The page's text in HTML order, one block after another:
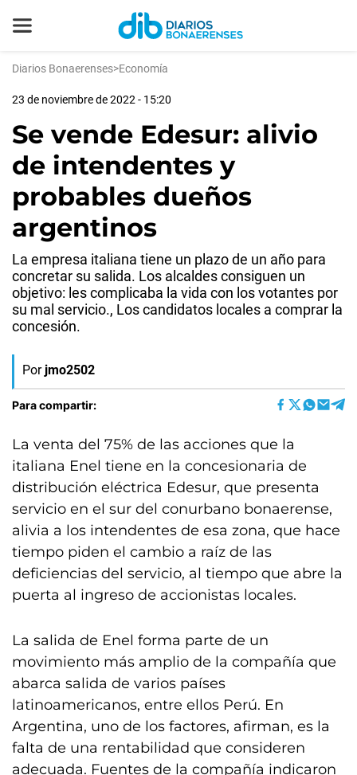
Diarios Bonaerenses>Economía
23 de noviembre de 2022 - 15:20
Se vende Edesur: alivio
de intendentes y
probables dueños
argentinos
La empresa italiana tiene un plazo de un año para
concretar su salida. Los alcaldes consiguen un
objetivo: les complicaba la vida con los votantes por
su mal servicio., Los candidatos locales a comprar la
concesión.
Por jmo2502
Para compartir:
La venta del 75% de las acciones que la
italiana Enel tiene en la concesionaria de
distribución eléctrica Edesur, que presenta
servicio en el sur del conurbano bonaerense,
alivia a los intendentes de esa zona, que hace
tiempo piden el cambio a raíz de las
deficiencias del servicio, al tiempo que abre la
puerta al ingreso de accionistas locales.
La salida de Enel forma parte de un
movimiento más amplio de la compañía que
abarca salida de varios países
latinoamericanos, entre ellos Perú. En
Argentina, uno de los factores, afirman, es la
falta de una rentabilidad que consideren
adecuada. Fuentes de la compañía indicaron